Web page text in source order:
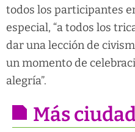
todos los participantes
especial, “a todos los
dar una lección de
un momento de
alegría”.
Más